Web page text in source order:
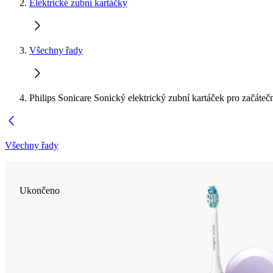
Elektrické zubní kartáčky
Všechny řady
Philips Sonicare Sonický elektrický zubní kartáček pro
Všechny řady
Ukončeno